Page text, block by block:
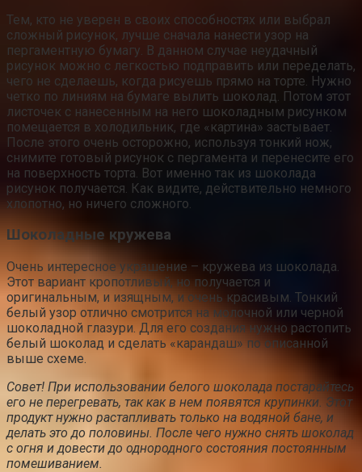
Тем, кто не уверен в своих способностях или выбрал
сложный рисунок, лучше сначала нанести узор на
пергаментную бумагу. В данном случае неудачный
рисунок можно с легкостью подправить или переделать,
чего не сделаешь, когда рисуешь прямо на торте. Нужно
четко по линиям на бумаге вылить шоколад. Потом этот
листочек с нанесенным на него шоколадным рисунком
помещается в холодильник, где «картина» застывает.
После этого очень осторожно, используя тонкий нож,
снимите готовый рисунок с пергамента и перенесите его
на поверхность торта. Вот именно так из шоколада
рисунок получается. Как видите, действительно немного
хлопотно, но ничего сложного.
Шоколадные кружева
Очень интересное украшение – кружева из шоколада.
Этот вариант кропотливый, но получается и
оригинальным, и изящным, и очень красивым. Тонкий
белый узор отлично смотрится на молочной или черной
шоколадной глазури. Для его создания нужно растопить
белый шоколад и сделать «карандаш» по описанной
выше схеме.
Совет! При использовании белого шоколада постарайтесь
его не перегревать, так как в нем появятся крупинки. Этот
продукт нужно растапливать только на водяной бане, и
делать это до половины. После чего нужно снять шоколад
с огня и довести до однородного состояния постоянным
помешиванием.